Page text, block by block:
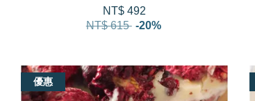
NT$ 492
NT$ 615 -20%
優惠